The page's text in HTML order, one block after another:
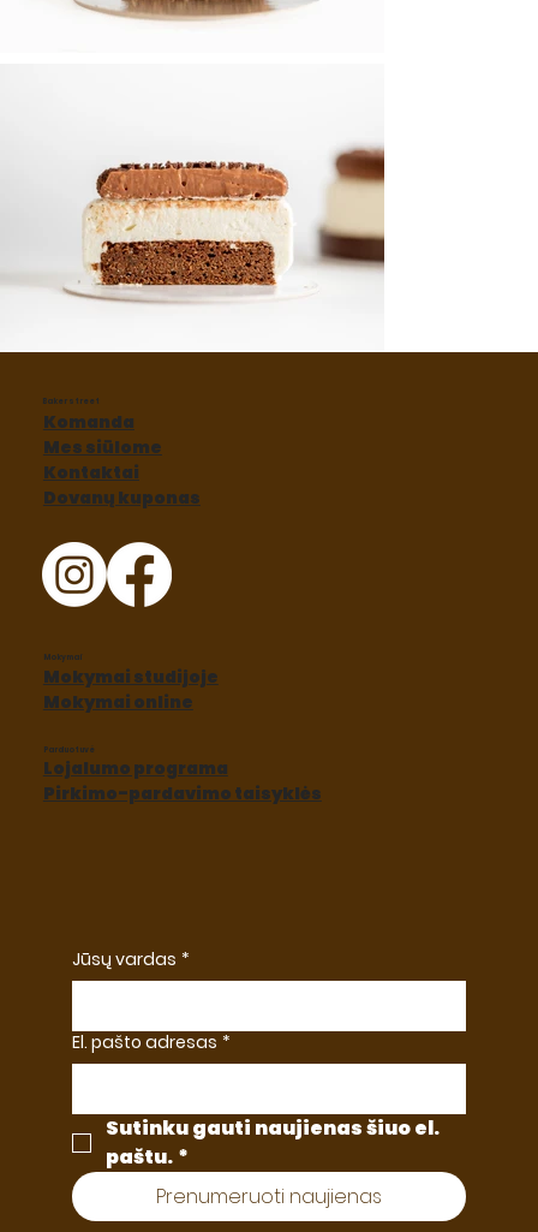
Komanda
Mes siūlome
Kontaktai
Dovanų kuponas
Baker street
Parduotuvė
Lojalumo programa
Pirkimo-pardavimo taisyklės
Mokymai
Mokymai studijoje
Mokymai online
Jūsų vardas *
El. pašto adresas *
Sutinku gauti naujienas šiuo el.
paštu. *
Prenumeruoti naujienas